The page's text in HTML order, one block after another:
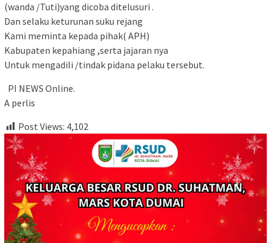
(wanda /Tuti)yang dicoba ditelusuri .
Dan selaku keturunan suku rejang
Kami meminta kepada pihak( APH)
Kabupaten kepahiang ,serta jajaran nya
Untuk mengadili /tindak pidana pelaku tersebut.
PI NEWS Online.
A perlis
Post Views: 4,102